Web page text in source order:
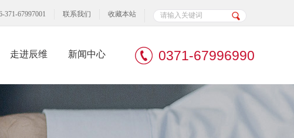
67997001 联系我们 收藏本站
0371-67996990
走进辰维 新闻中心